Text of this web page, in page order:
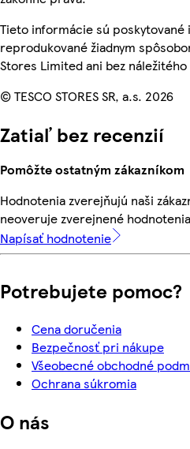
Tieto informácie sú
reprodukované žiadnym
Stores Limited ani bez
© TESCO STORES SR, a.s. 2026
Zatiaľ bez recenzií
Pomôžte ostatným zákazníkom
Hodnotenia zverejňujú naši
neoveruje zverejnené
Napísať hodnotenie
Potrebujete pomoc?
Cena doručenia
Bezpečnosť pri nákupe
Všeobecné obchodné
Ochrana súkromia
O nás